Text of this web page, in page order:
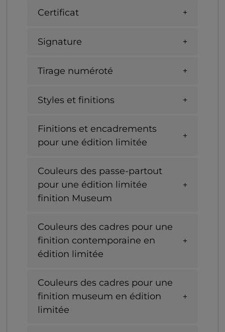
Certificat
Signature
Tirage numéroté
Styles et finitions
Finitions et encadrements
pour une édition limitée
Couleurs des passe-partout
pour une édition limitée
finition Museum
Couleurs des cadres pour une
finition contemporaine en
édition limitée
Couleurs des cadres pour une
finition museum en édition
limitée